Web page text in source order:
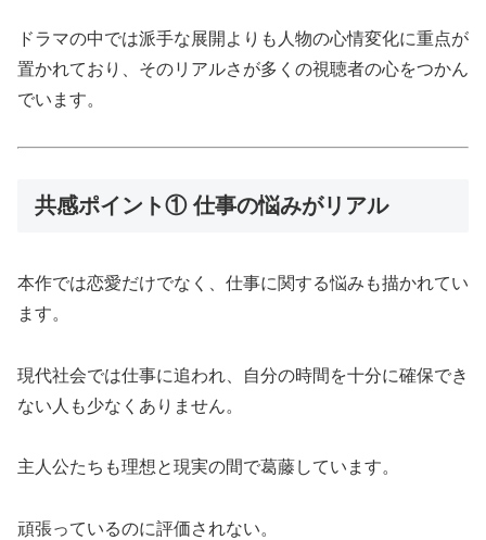
ドラマの中では派手な展開よりも人物の心情変化に重点が
置かれており、そのリアルさが多くの視聴者の心をつかん
でいます。
共感ポイント① 仕事の悩みがリアル
本作では恋愛だけでなく、仕事に関する悩みも描かれてい
ます。
現代社会では仕事に追われ、自分の時間を十分に確保でき
ない人も少なくありません。
主人公たちも理想と現実の間で葛藤しています。
頑張っているのに評価されない。